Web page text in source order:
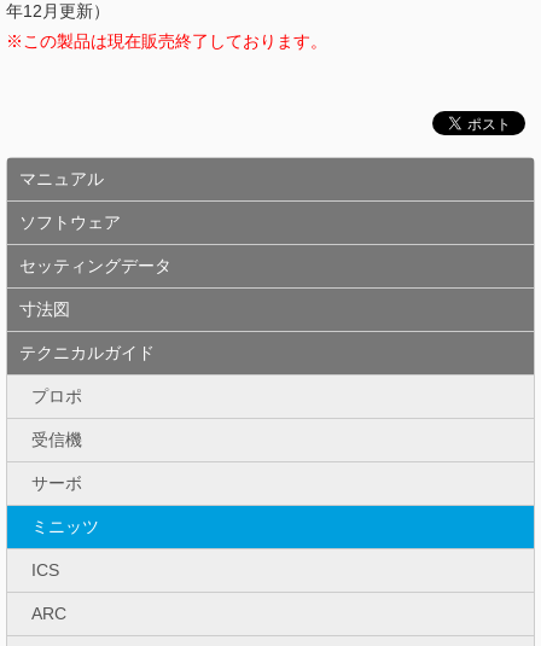
年12月更新）
※この製品は現在販売終了しております。
マニュアル
ソフトウェア
セッティングデータ
寸法図
テクニカルガイド
プロポ
受信機
サーボ
ミニッツ
ICS
ARC